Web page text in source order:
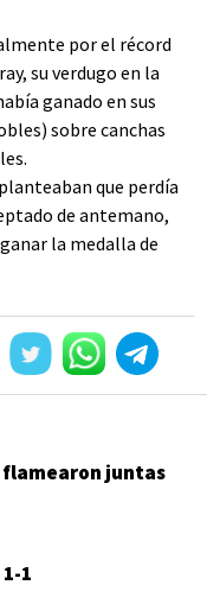
por el récord
su verdugo en la
ganado en sus
sobre canchas
que perdía
de antemano,
la medalla de
juntas
1